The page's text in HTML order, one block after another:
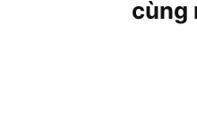
cùng